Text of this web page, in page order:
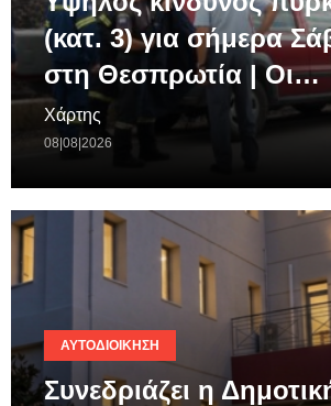
(κατ. 3) για σήμερα
στη Θεσπρωτία | Οι…
Χάρτης
08|08|2026
ΑΥΤΟΔΙΟΊΚΗΣΗ
Συνεδριάζει η